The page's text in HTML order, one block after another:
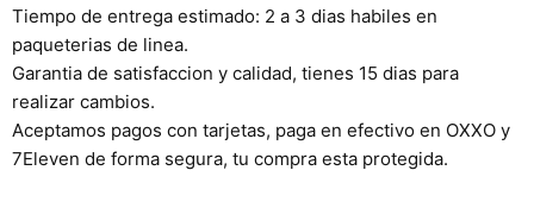
Tiempo de entrega estimado: 2 a 3 dias habiles en
paqueterias de linea.
Garantia de satisfaccion y calidad, tienes 15 dias para
realizar cambios.
Aceptamos pagos con tarjetas, paga en efectivo en OXXO y
7Eleven de forma segura, tu compra esta protegida.